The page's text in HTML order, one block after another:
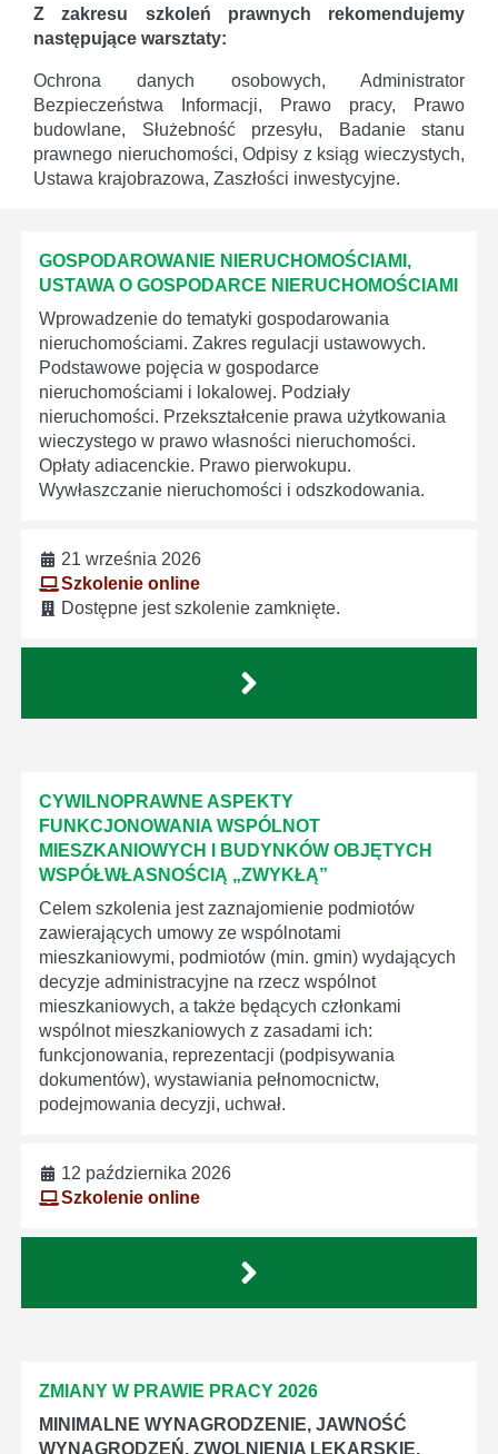
Z zakresu szkoleń prawnych rekomendujemy
następujące warsztaty:
Ochrona danych osobowych, Administrator
Bezpieczeństwa Informacji, Prawo pracy, Prawo
budowlane, Służebność przesyłu, Badanie stanu
prawnego nieruchomości, Odpisy z ksiąg wieczystych,
Ustawa krajobrazowa, Zaszłości inwestycyjne.
GOSPODAROWANIE NIERUCHOMOŚCIAMI,
USTAWA O GOSPODARCE NIERUCHOMOŚCIAMI
Wprowadzenie do tematyki gospodarowania
nieruchomościami. Zakres regulacji ustawowych.
Podstawowe pojęcia w gospodarce
nieruchomościami i lokalowej. Podziały
nieruchomości. Przekształcenie prawa użytkowania
wieczystego w prawo własności nieruchomości.
Opłaty adiacenckie. Prawo pierwokupu.
Wywłaszczanie nieruchomości i odszkodowania.
21 września 2026
Szkolenie online
Dostępne jest szkolenie zamknięte.
CYWILNOPRAWNE ASPEKTY
FUNKCJONOWANIA WSPÓLNOT
MIESZKANIOWYCH I BUDYNKÓW OBJĘTYCH
WSPÓŁWŁASNOŚCIĄ „ZWYKŁĄ”
Celem szkolenia jest zaznajomienie podmiotów
zawierających umowy ze wspólnotami
mieszkaniowymi, podmiotów (min. gmin) wydających
decyzje administracyjne na rzecz wspólnot
mieszkaniowych, a także będących członkami
wspólnot mieszkaniowych z zasadami ich:
funkcjonowania, reprezentacji (podpisywania
dokumentów), wystawiania pełnomocnictw,
podejmowania decyzji, uchwał.
12 października 2026
Szkolenie online
ZMIANY W PRAWIE PRACY 2026
MINIMALNE WYNAGRODZENIE, JAWNOŚĆ
WYNAGRODZEŃ, ZWOLNIENIA LEKARSKIE,